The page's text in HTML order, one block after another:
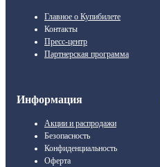
Главное о Купибилете
Контакты
Пресс-центр
Партнерская программа
Информация
Акции и распродажи
Безопасность
Конфиденциальность
Оферта